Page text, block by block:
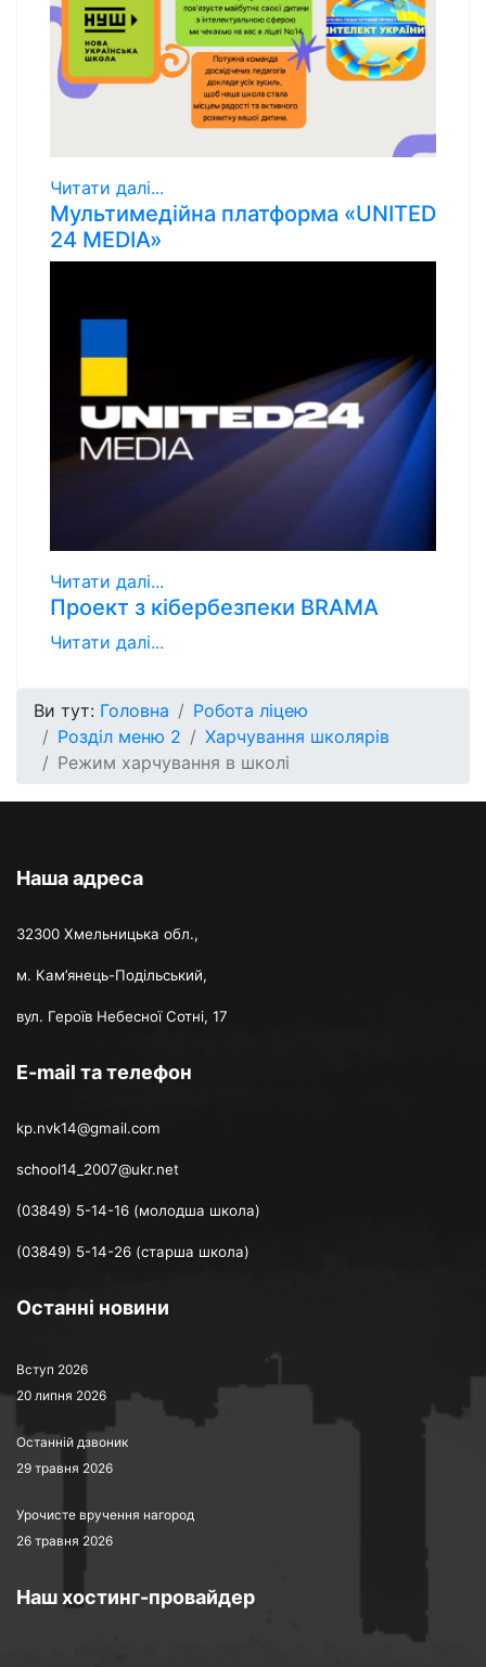
Читати далі...
Мультимедійна платформа «UNITED
24 MEDIA»
Читати далі...
Проект з кібербезпеки BRAMA
Читати далі...
Ви тут: Головна
Робота ліцею
Розділ меню 2
Харчування школярів
Режим харчування в школі
Наша адреса
32300 Хмельницька обл.,
м. Кам’янець-Подільський,
вул. Героїв Небесної Сотні, 17
E-mail та телефон
kp.nvk14@gmail.com
school14_2007@ukr.net
(03849) 5-14-16 (молодша школа)
(03849) 5-14-26 (старша школа)
Останні новини
Вступ 2026
20 липня 2026
Останній дзвоник
29 травня 2026
Урочисте вручення нагород
26 травня 2026
Наш хостинг-провайдер